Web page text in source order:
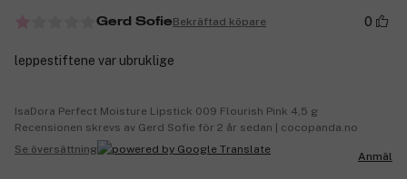
Gerd SofieBekräftad köpare 0
leppestiftene var ubruklige
IsaDora Perfect Moisture Lipstick 009 Flourish Pink 4,5 g
Recensionen skrevs av Gerd Sofie för 2 år sedan | cocopanda.no
Se översättning
Anmäl